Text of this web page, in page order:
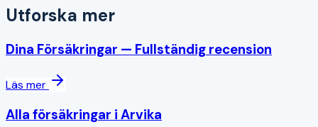
Utforska mer
Dina Försäkringar — Fullständig recension
Läs mer
Alla försäkringar i Arvika